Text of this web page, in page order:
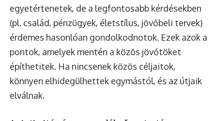
egyetértenetek, de a legfontosabb kérdésekben
(pl. család, pénzügyek, életstílus, jövőbeli tervek)
érdemes hasonlóan gondolkodnotok. Ezek azok a
pontok, amelyek mentén a közös jövőtöket
építhetitek. Ha nincsenek közös céljaitok,
könnyen elhidegülhettek egymástól, és az útjaik
elválnak.